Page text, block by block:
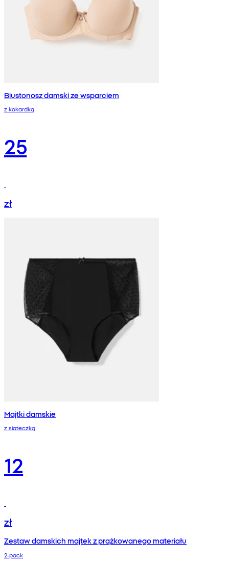
Biustonosz damski ze wsparciem
z kokardką
25
zł
Majtki damskie
z siateczką
12
zł
Zestaw damskich majtek z prążkowanego materiału
2-pack